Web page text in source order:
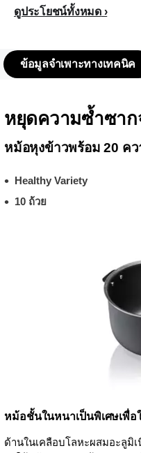
ดูประโยชน์ทั้งหมด
ข้อมูลจำเพาะทางเทคนิค
หยุดความซ้ำซาก
หม้อหุงข้าวพร้อม 20 ค
Healthy Variety
10 ถ้วย
หม้อชั้นในหนาเป็นพิเศษเพื่อ
ด้านในเคลือบโลหะผสมอะลูมิ